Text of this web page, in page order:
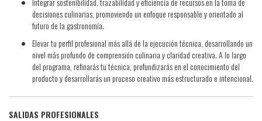
decisiones culinarias, promoviendo un enfoque responsable y orientado al
futuro de la gastronomía.
Elevar tu perfil profesional más allá de la ejecución técnica, desarrollando un
nivel más profundo de comprensión culinaria y claridad creativa. A lo largo
del programa, refinarás tu técnica, profundizarás en el conocimiento del
producto y desarrollarás un proceso creativo más estructurado e intencional.
SALIDAS PROFESIONALES